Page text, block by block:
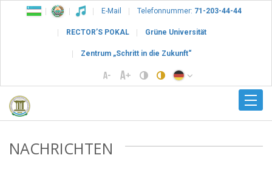
E-Mail Telefonnummer: 71-203-44-44
RECTOR’S POKAL Grüne Universität
Zentrum „Schritt in die Zukunft“
NACHRICHTEN